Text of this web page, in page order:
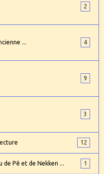
2
... 4
9
3
12
de Pê et de Nekken ... 1